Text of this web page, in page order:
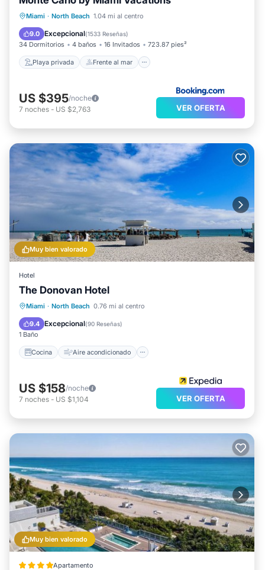
Miami · North Beach 1.04 mi al centro
9.0 Excepcional(1533 Reseñas)
34 Dormitorios 4 baños 16 Invitados 723.87 pies²
Playa privada Frente al mar
Bañera de hidromasaje
Estación de carga para vehículos eléctricos
US $395/noche
7 noches - US $2,763 VER OFERTA
Muy bien valorado
Hotel
The Donovan Hotel
Miami · North Beach 0.76 mi al centro
9.4 Excepcional(90 Reseñas)
1 Baño
Cocina Aire acondicionado
Cocina Aire acondicionado
Apto para niños
US $158/noche
7 noches - US $1,104 VER OFERTA
Muy bien valorado
Apartamento